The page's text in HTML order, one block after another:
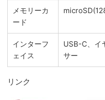
メモリーカ
ード
インターフ
ェイス
USB-C、イ
サー
リンク